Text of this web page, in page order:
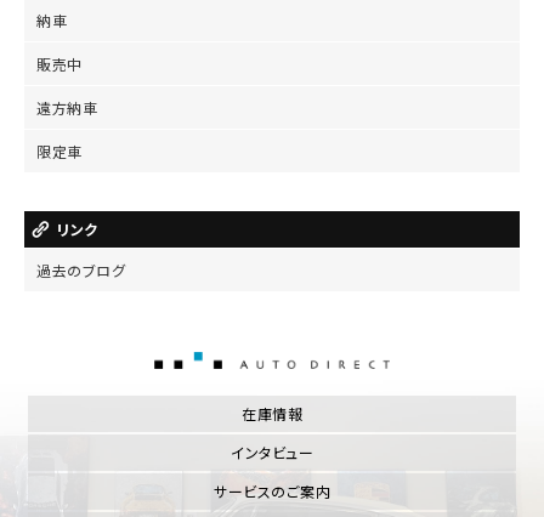
納車
販売中
遠方納車
限定車
リンク
過去のブログ
在庫情報
インタビュー
サービスのご案内